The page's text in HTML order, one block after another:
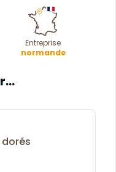
Entreprise
normande